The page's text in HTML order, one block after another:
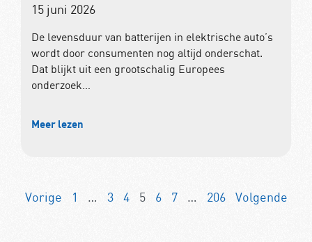
15 juni 2026
De levensduur van batterijen in elektrische auto’s
wordt door consumenten nog altijd onderschat.
Dat blijkt uit een grootschalig Europees
onderzoek…
Meer lezen
Vorige 1 … 3 4 5 6 7 … 206 Volgende